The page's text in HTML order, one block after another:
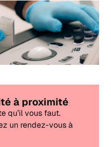
à proximité
qu’il vous faut.
un rendez-vous à